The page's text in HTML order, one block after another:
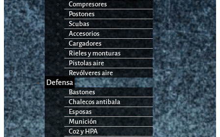
Compresores
Postones
Scubas
Accesorios
Cargadores
Rieles y monturas
Pistolas aire
Revólveres aire
Defensa
Bastones
Chalecos antibala
Esposas
Munición
Co2 y HPA